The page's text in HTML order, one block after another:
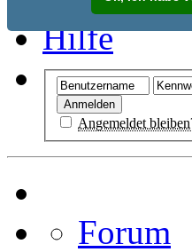
Hilfe
Angemeldet
Forum